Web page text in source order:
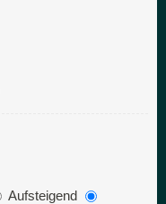
Aufsteigend